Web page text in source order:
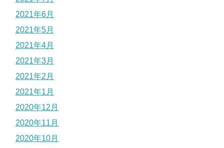
2021年6月
2021年5月
2021年4月
2021年3月
2021年2月
2021年1月
2020年12月
2020年11月
2020年10月